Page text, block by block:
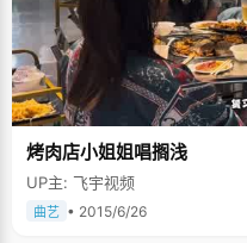
烤肉店小姐姐唱搁浅
UP主: 飞宇视频
曲艺 • 2015/6/26